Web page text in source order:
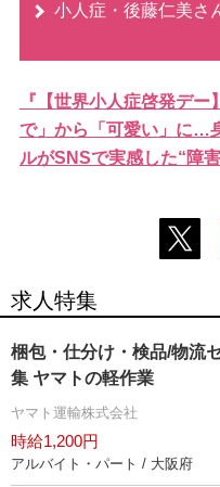
小人症・後藤仁美さ
『【世界小人症啓発デ
で」から「可愛い」に…
ルがSNSで実感した“障
求人特集
梱包・仕分け・検品/物流
集 ヤマトの軽作業
ヤマト運輸株式会社
時給1,200円
アルバイト・パート / 大阪府